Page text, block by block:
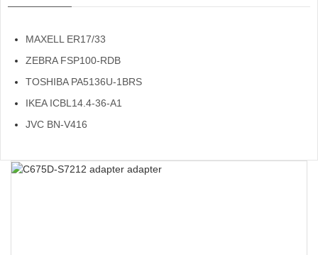
MAXELL ER17/33
ZEBRA FSP100-RDB
TOSHIBA PA5136U-1BRS
IKEA ICBL14.4-36-A1
JVC BN-V416